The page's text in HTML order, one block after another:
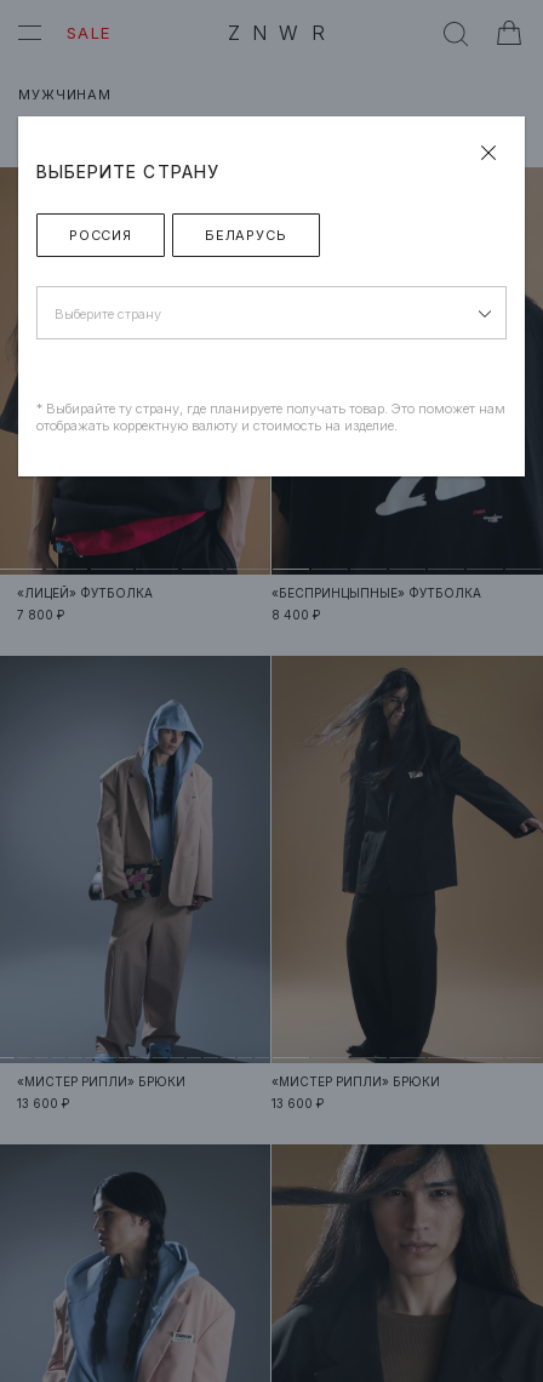
SALE ZNWR
МУЖЧИНАМ
«ЛИЦЕЙ» ФУТБОЛКА
7 800 ₽
«БЕСПРИНЦЫПНЫЕ» ФУТБОЛКА
8 400 ₽
«МИСТЕР РИПЛИ» БРЮКИ
13 600 ₽
«МИСТЕР РИПЛИ» БРЮКИ
13 600 ₽
ВЫБЕРИТЕ СТРАНУ
РОССИЯ БЕЛАРУСЬ
Выберите страну
* Выбирайте ту страну, где планируете получать товар. Это поможет нам
отображать корректную валюту и стоимость на изделие.